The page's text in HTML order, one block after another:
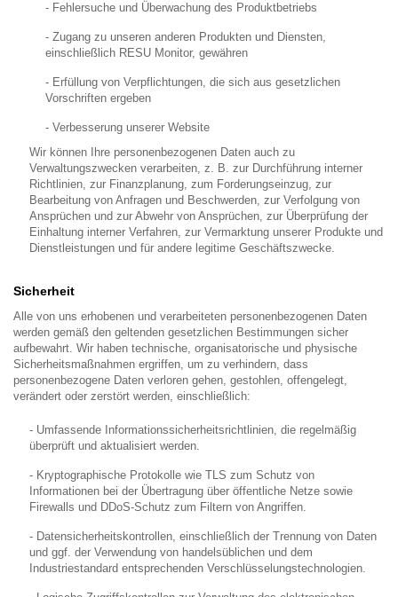
- Fehlersuche und Überwachung des Produktbetriebs
- Zugang zu unseren anderen Produkten und Diensten,
einschließlich RESU Monitor, gewähren
- Erfüllung von Verpflichtungen, die sich aus gesetzlichen
Vorschriften ergeben
- Verbesserung unserer Website
Wir können Ihre personenbezogenen Daten auch zu
Verwaltungszwecken verarbeiten, z. B. zur Durchführung interner
Richtlinien, zur Finanzplanung, zum Forderungseinzug, zur
Bearbeitung von Anfragen und Beschwerden, zur Verfolgung von
Ansprüchen und zur Abwehr von Ansprüchen, zur Überprüfung der
Einhaltung interner Verfahren, zur Vermarktung unserer Produkte und
Dienstleistungen und für andere legitime Geschäftszwecke.
Sicherheit
Alle von uns erhobenen und verarbeiteten personenbezogenen Daten
werden gemäß den geltenden gesetzlichen Bestimmungen sicher
aufbewahrt. Wir haben technische, organisatorische und physische
Sicherheitsmaßnahmen ergriffen, um zu verhindern, dass
personenbezogene Daten verloren gehen, gestohlen, offengelegt,
verändert oder zerstört werden, einschließlich:
- Umfassende Informationssicherheitsrichtlinien, die regelmäßig
überprüft und aktualisiert werden.
- Kryptographische Protokolle wie TLS zum Schutz von
Informationen bei der Übertragung über öffentliche Netze sowie
Firewalls und DDoS-Schutz zum Filtern von Angriffen.
- Datensicherheitskontrollen, einschließlich der Trennung von Daten
und ggf. der Verwendung von handelsüblichen und dem
Industriestandard entsprechenden Verschlüsselungstechnologien.